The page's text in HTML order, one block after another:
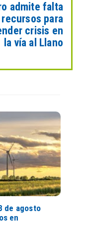
admite falta
recursos para
crisis en
la vía al Llano
de agosto
en